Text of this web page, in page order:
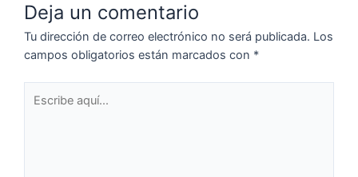
Deja un comentario
Tu dirección de correo electrónico no será publicada. Los
campos obligatorios están marcados con *